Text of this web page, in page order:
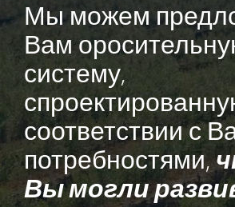
Мы можем
Вам
систему,
соответствии с
потребностями,
Вы могли